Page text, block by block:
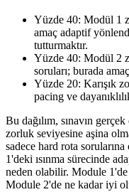
Yüzde 40: Modül 1
amaç adaptif
tutturmaktır.
Yüzde 40: Modül 2
soruları; burada
Yüzde 20: Karışık
pacing ve
Bu dağılım, sınavın
zorluk seviyesine aşina
sadece hard rota
1'deki ısınma sürecinde
neden olabilir. Module 1'de
Module 2'de ne kadar iyi